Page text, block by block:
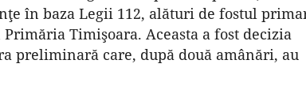
în baza Legii 112, alături de fostul
Timişoara. Aceasta a fost decizia
preliminară care, după două amânări, au